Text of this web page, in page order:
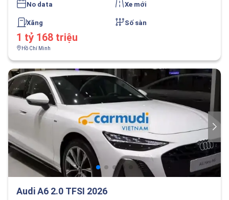
No data Xe mới
Xăng Số sàn
1 tỷ 168 triệu
Hồ Chí Minh
Audi A6 2.0 TFSI 2026